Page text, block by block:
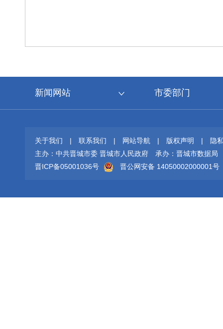
新闻网站 市委部门
关于我们 | 联系我们 | 网站导航 | 版权声明 |
隐
主办：中共晋城市委 晋城市人民政府
承办：晋城市数据局
晋ICP备05001036号
晋公网安备 14050002000001号